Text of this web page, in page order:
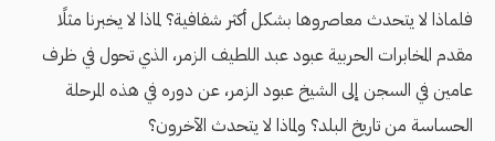
فلماذا لا يتحدث معاصروها بشكل أكثر شفافية؟ لماذا لا يخبرنا مثلًا
مقدم المخابرات الحربية عبود عبد اللطيف الزمر، الذي تحول في ظرف
عامين في السجن إلى الشيخ عبود الزمر، عن دوره في هذه المرحلة
الحساسة من تاريخ البلد؟ ولماذا لا يتحدث الآخرون؟